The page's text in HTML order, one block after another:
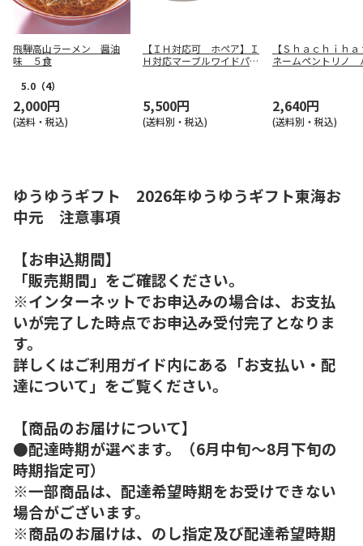
飛騨高山ラーメン 醤油
味 ５食
5.0 （4）
2,000円
(送料・税込)
【ＩＨ対応可 ホペア】Ｉ
Ｈ対応マーブルワイドパン
5,500円
(送料別・税込)
【Ｓｈａｃｈｉｈ
ネームペントリノ
2,640円
(送料別・税込)
ゆうゆうギフト 2026年ゆうゆうギフト東海お
中元 注意事項
【お申込期間】
「販売期間」をご確認ください。
※インターネットでお申込みの場合は、お支払
いが完了した時点でお申込み受付完了となりま
す。
詳しくはご利用ガイド内にある「お支払い・配
達について」をご覧ください。
【商品のお届けについて】
●配達時期が選べます。（6月中旬～8月下旬の
時期指定可）
※一部商品は、配達希望時期をお受けできない
場合がございます。
※商品のお届けは、のし指定及び配達希望時期